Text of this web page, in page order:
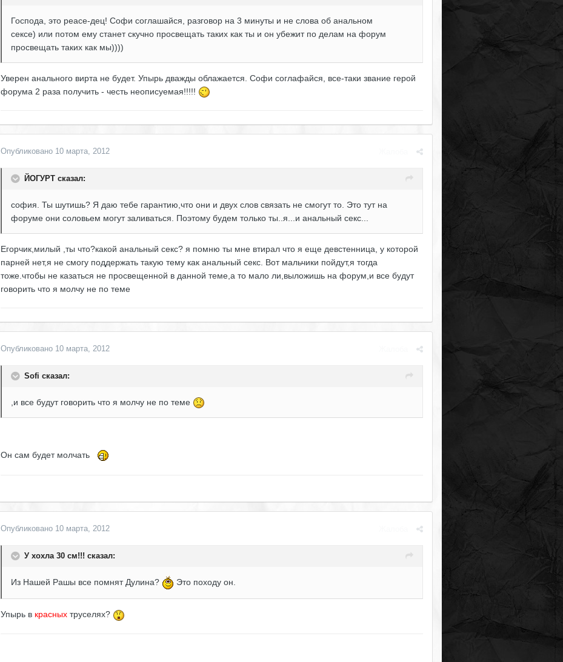
Господа, это peace-дец! Софи соглашайся, разговор на 3 минуты и не слова об анальном
сексе) или потом ему станет скучно просвещать таких как ты и он убежит по делам на форум
просвещать таких как мы))))
Уверен анального вирта не будет. Упырь дважды облажается. Софи соглафайся, все-таки звание герой
форума 2 раза получить - честь неописуемая!!!!!
Опубликовано 10 марта, 2012
ЙОГУРТ сказал:
софия. Ты шутишь? Я даю тебе гарантию,что они и двух слов связать не смогут то. Это тут на
форуме они соловьем могут заливаться. Поэтому будем только ты..я...и анальный секс...
Егорчик,милый ,ты что?какой анальный секс? я помню ты мне втирал что я еще девстенница, у которой
парней нет,я не смогу поддержать такую тему как анальный секс. Вот мальчики пойдут,я тогда
тоже.чтобы не казаться не просвещенной в данной теме,а то мало ли,выложишь на форум,и все будут
говорить что я молчу не по теме
Опубликовано 10 марта, 2012
Sofi сказал:
,и все будут говорить что я молчу не по теме
Он сам будет молчать
Опубликовано 10 марта, 2012
У хохла 30 см!!! сказал:
Из Нашей Рашы все помнят Дулина? Это походу он.
Упырь в красных труселях?